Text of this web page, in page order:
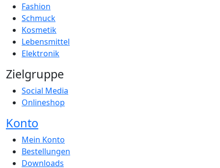
Fashion
Schmuck
Kosmetik
Lebensmittel
Elektronik
Zielgruppe
Social Media
Onlineshop
Konto
Mein Konto
Bestellungen
Downloads